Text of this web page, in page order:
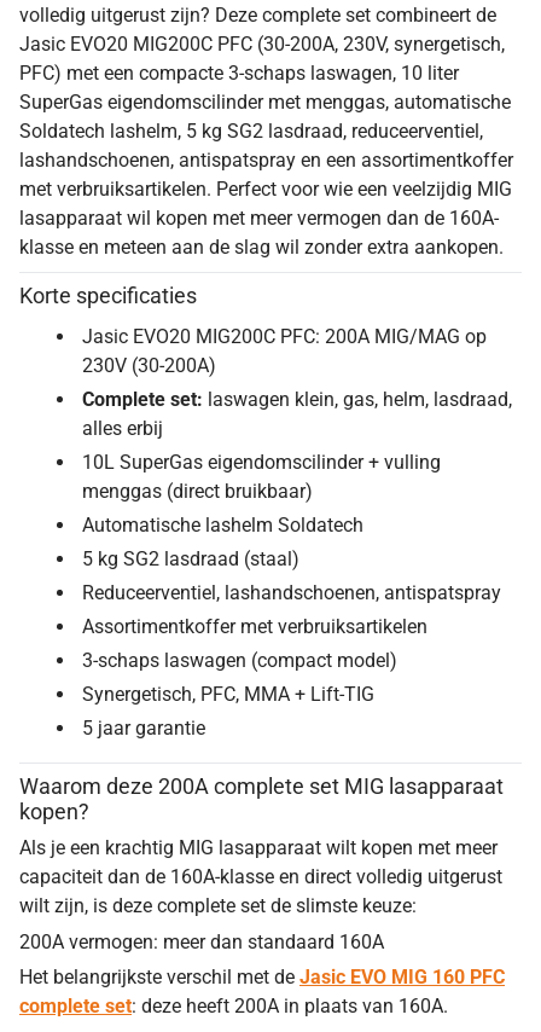
volledig uitgerust zijn? Deze complete set combineert de
Jasic EVO20 MIG200C PFC (30-200A, 230V, synergetisch,
PFC) met een compacte 3-schaps laswagen, 10 liter
SuperGas eigendomscilinder met menggas, automatische
Soldatech lashelm, 5 kg SG2 lasdraad, reduceerventiel,
lashandschoenen, antispatspray en een assortimentkoffer
met verbruiksartikelen. Perfect voor wie een veelzijdig MIG
lasapparaat wil kopen met meer vermogen dan de 160A-
klasse en meteen aan de slag wil zonder extra aankopen.
Korte specificaties
Jasic EVO20 MIG200C PFC: 200A MIG/MAG op
230V (30-200A)
Complete set: laswagen klein, gas, helm, lasdraad,
alles erbij
10L SuperGas eigendomscilinder + vulling
menggas (direct bruikbaar)
Automatische lashelm Soldatech
5 kg SG2 lasdraad (staal)
Reduceerventiel, lashandschoenen, antispatspray
Assortimentkoffer met verbruiksartikelen
3-schaps laswagen (compact model)
Synergetisch, PFC, MMA + Lift-TIG
5 jaar garantie
Waarom deze 200A complete set MIG lasapparaat
kopen?
Als je een krachtig MIG lasapparaat wilt kopen met meer
capaciteit dan de 160A-klasse en direct volledig uitgerust
wilt zijn, is deze complete set de slimste keuze:
200A vermogen: meer dan standaard 160A
Het belangrijkste verschil met de Jasic EVO MIG 160 PFC
complete set: deze heeft 200A in plaats van 160A.